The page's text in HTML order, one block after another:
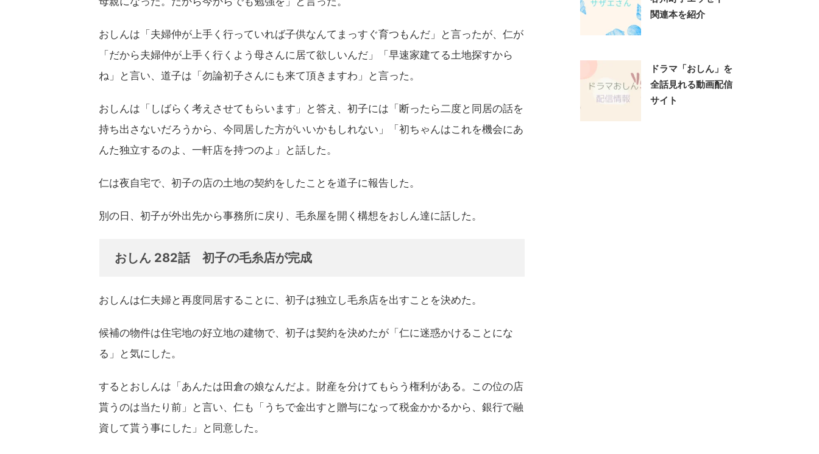
おしんは「夫婦仲が上手く行っていれば子供なんてまっすぐ育つもんだ」と言ったが、仁が
「だから夫婦仲が上手く行くよう母さんに居て欲しいんだ」「早速家建てる土地探すから
ね」と言い、道子は「勿論初子さんにも来て頂きますわ」と言った。
おしんは「しばらく考えさせてもらいます」と答え、初子には「断ったら二度と同居の話を
持ち出さないだろうから、今同居した方がいいかもしれない」「初ちゃんはこれを機会にあ
んた独立するのよ、一軒店を持つのよ」と話した。
仁は夜自宅で、初子の店の土地の契約をしたことを道子に報告した。
別の日、初子が外出先から事務所に戻り、毛糸屋を開く構想をおしん達に話した。
おしん 282話 初子の毛糸店が完成
おしんは仁夫婦と再度同居することに、初子は独立し毛糸店を出すことを決めた。
候補の物件は住宅地の好立地の建物で、初子は契約を決めたが「仁に迷惑かけることにな
る」と気にした。
するとおしんは「あんたは田倉の娘なんだよ。財産を分けてもらう権利がある。この位の店
貰うのは当たり前」と言い、仁も「うちで金出すと贈与になって税金かかるから、銀行で融
資して貰う事にした」と同意した。
関連本を紹介
ドラマ「おしん」を
全話見れる動画配信
サイト